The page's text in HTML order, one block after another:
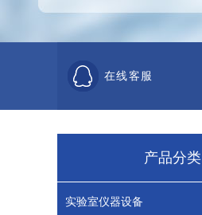
在线客服
产品分类
实验室仪器设备